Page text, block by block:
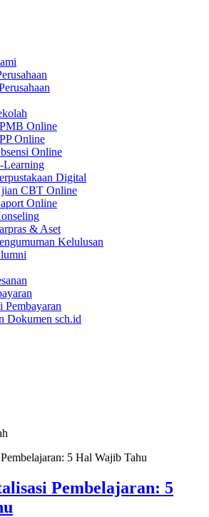
Online
Online
Online
Learning
Digital
CBT Online
Online
& Aset
Kelulusan
Pembayaran
Dokumen sch.id
Pembelajaran: 5